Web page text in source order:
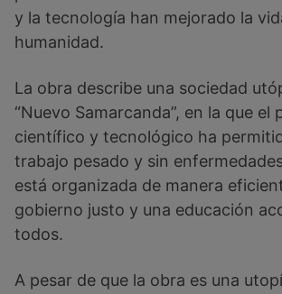
y la tecnología han mejorado la
humanidad.
La obra describe una sociedad
“Nuevo Samarcanda”, en la que el
científico y tecnológico ha
trabajo pesado y sin
está organizada de manera
gobierno justo y una educación
todos.
A pesar de que la obra es una